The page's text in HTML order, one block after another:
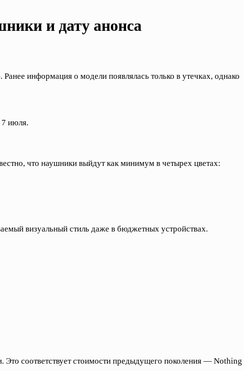
и дату анонса
информация о модели появлялась только в утечках, однако
7 июля.
что наушники выйдут как минимум в четырех цветах:
визуальный стиль даже в бюджетных устройствах.
соответствует стоимости предыдущего поколения — Nothing